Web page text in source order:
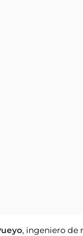
, ingeniero de